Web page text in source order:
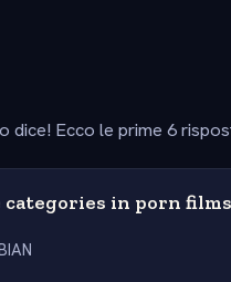
dice! Ecco le prime 6
in porn films